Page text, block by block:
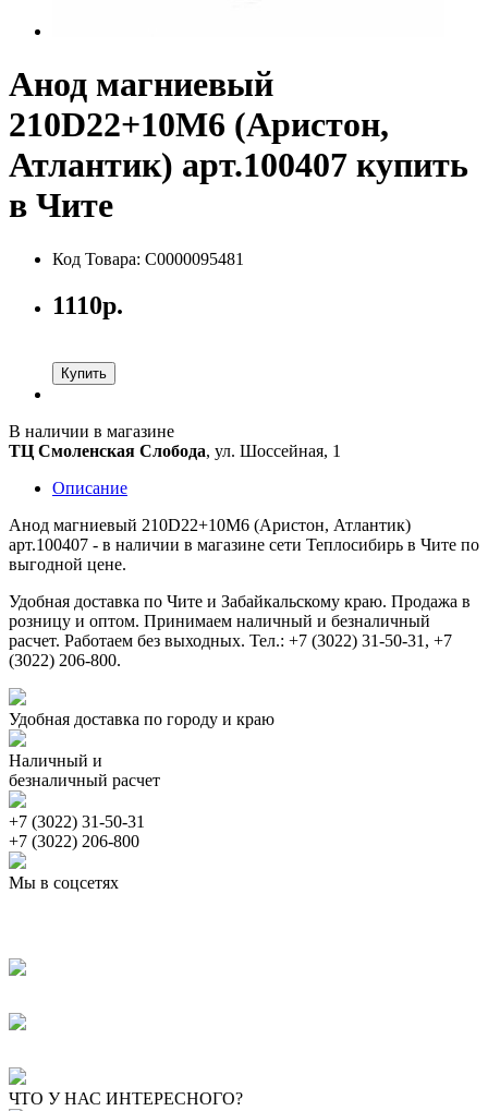
Анод магниевый
210D22+10M6 (Аристон,
Атлантик) арт.100407 купить
в Чите
Код Товара: С0000095481
1110р.
Купить
В наличии в магазине
ТЦ Смоленская Слобода, ул. Шоссейная, 1
Описание
Анод магниевый 210D22+10M6 (Аристон, Атлантик)
арт.100407 - в наличии в магазине сети Теплосибирь в Чите по
выгодной цене.
Удобная доставка по Чите и Забайкальскому краю. Продажа в
розницу и оптом. Принимаем наличный и безналичный
расчет. Работаем без выходных. Тел.: +7 (3022) 31-50-31, +7
(3022) 206-800.
Удобная доставка по городу и краю
Наличный и
безналичный расчет
+7 (3022) 31-50-31
+7 (3022) 206-800
Мы в соцсетях
ЧТО У НАС ИНТЕРЕСНОГО?